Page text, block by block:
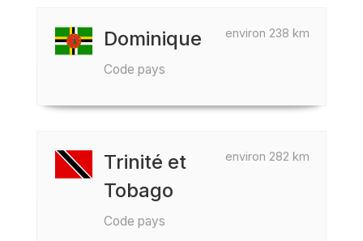
environ 238 km
Dominique
Code pays
environ 282 km
Trinité et
Tobago
Code pays